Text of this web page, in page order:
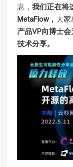
息， 我们正在将
MetaFlow， 大家
产品VP向博士
技术分享。